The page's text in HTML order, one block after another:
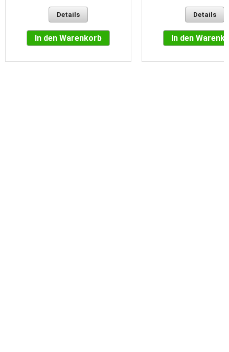
Details
In den Warenkorb
Details
In den